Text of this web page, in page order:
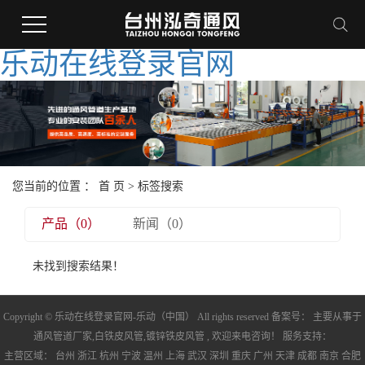
乐动在线登录官网
您当前的位置 ： 首 页 > 标签搜索
产品（0） 新闻（0）
未找到搜索结果！
Copyright © 乐动在线登录官网-乐动（中国） All rights reserved 备案号： 主要从事于
通风管道厂家, 白铁皮风管,镀锌铁皮风管 , 欢迎来电咨询！ 服务支持：
主营区域： 台州 浙江 杭州 宁波 温州 上海 武汉 深圳 重庆 广州 天津 成都 南京 合肥